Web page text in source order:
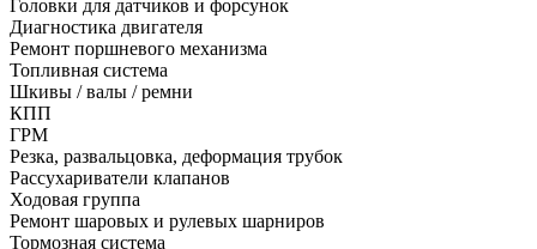
Головки для датчиков и форсунок
Диагностика двигателя
Ремонт поршневого механизма
Топливная система
Шкивы / валы / ремни
КПП
ГРМ
Резка, развальцовка, деформация трубок
Рассухариватели клапанов
Ходовая группа
Ремонт шаровых и рулевых шарниров
Тормозная система